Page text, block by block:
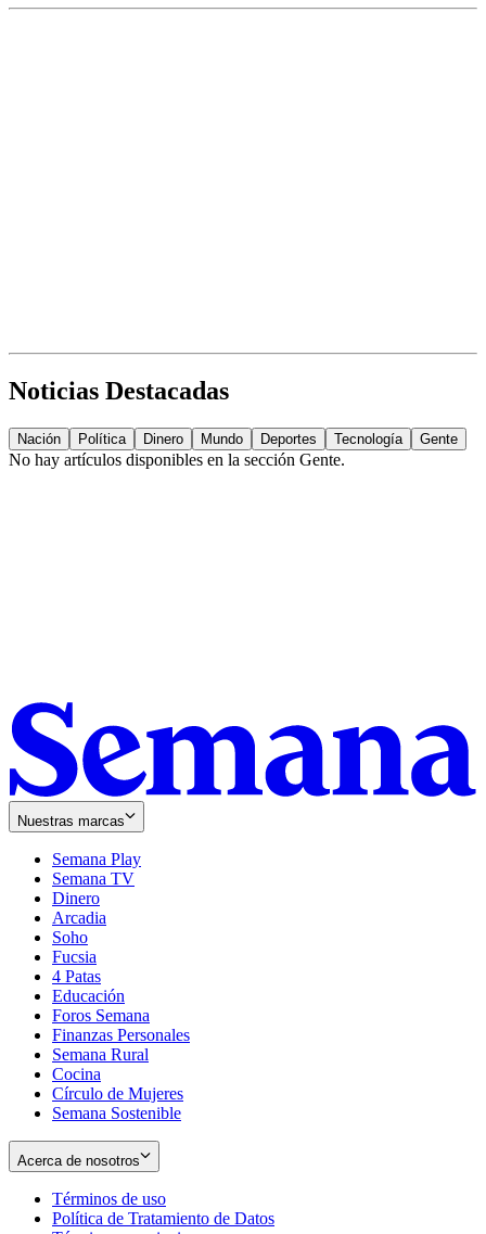
Noticias Destacadas
Nación Política Dinero Mundo Deportes Tecnología Gente
No hay artículos disponibles en la sección Gente.
Nuestras marcas
Semana Play
Semana TV
Dinero
Arcadia
Soho
in
new
window
Fucsia
in
new
window
4 Patas
Educación
Foros Semana
Finanzas Personales
Semana Rural
Cocina
Círculo de Mujeres
Semana Sostenible
Acerca de nosotros
Términos de uso
in
Política de Tratamiento de Datos